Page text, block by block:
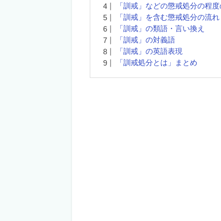
「訓戒」などの懲戒処分の程
「訓戒」を含む懲戒処分の流れ
「訓戒」の類語・言い換え
「訓戒」の対義語
「訓戒」の英語表現
「訓戒処分とは」まとめ